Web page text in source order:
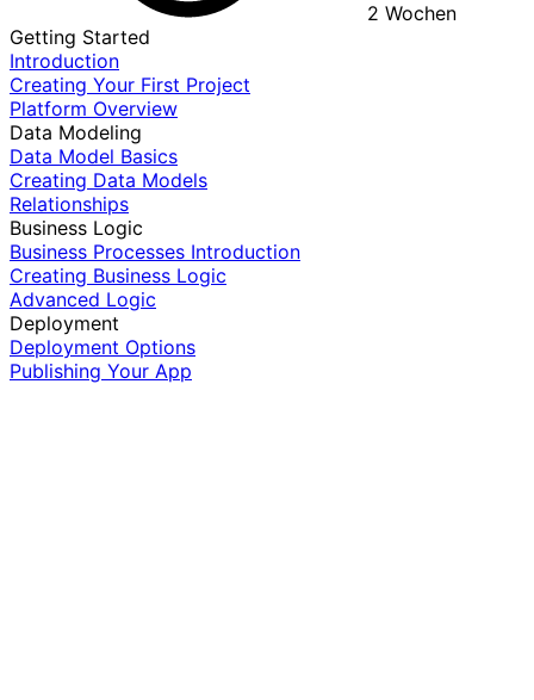
2 Wochen
Getting Started
Introduction
Creating Your First Project
Platform Overview
Data Modeling
Data Model Basics
Creating Data Models
Relationships
Business Logic
Business Processes Introduction
Creating Business Logic
Advanced Logic
Deployment
Deployment Options
Publishing Your App